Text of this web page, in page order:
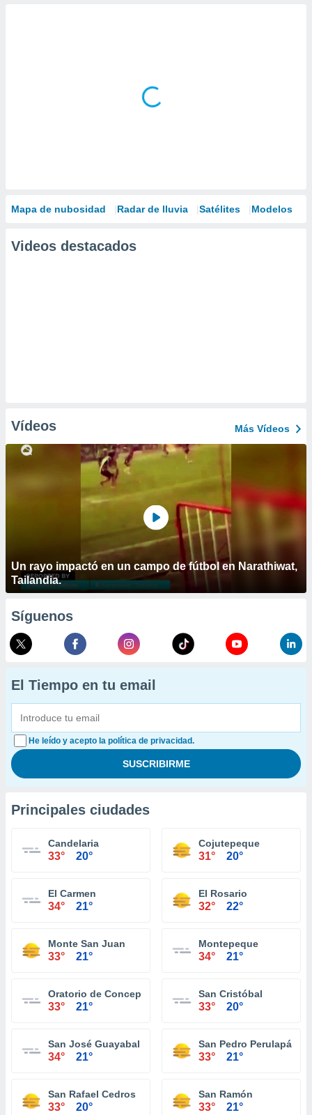
Mapa de nubosidad Radar de lluvia Satélites Modelos
Videos destacados
Vídeos Más Vídeos
Un rayo impactó en un campo de fútbol en Narathiwat,
Tailandia.
Síguenos
El Tiempo en tu email
He leído y acepto la política de privacidad.
Principales ciudades
Candelaria
33° 20°
Cojutepeque
31° 20°
El Carmen
34° 21°
El Rosario
32° 22°
Monte San Juan
33° 21°
Montepeque
34° 21°
Oratorio de Concepción
33° 21°
San Cristóbal
33° 20°
San José Guayabal
34° 21°
San Pedro Perulapán
33° 21°
San Rafael Cedros
33° 20°
San Ramón
33° 21°